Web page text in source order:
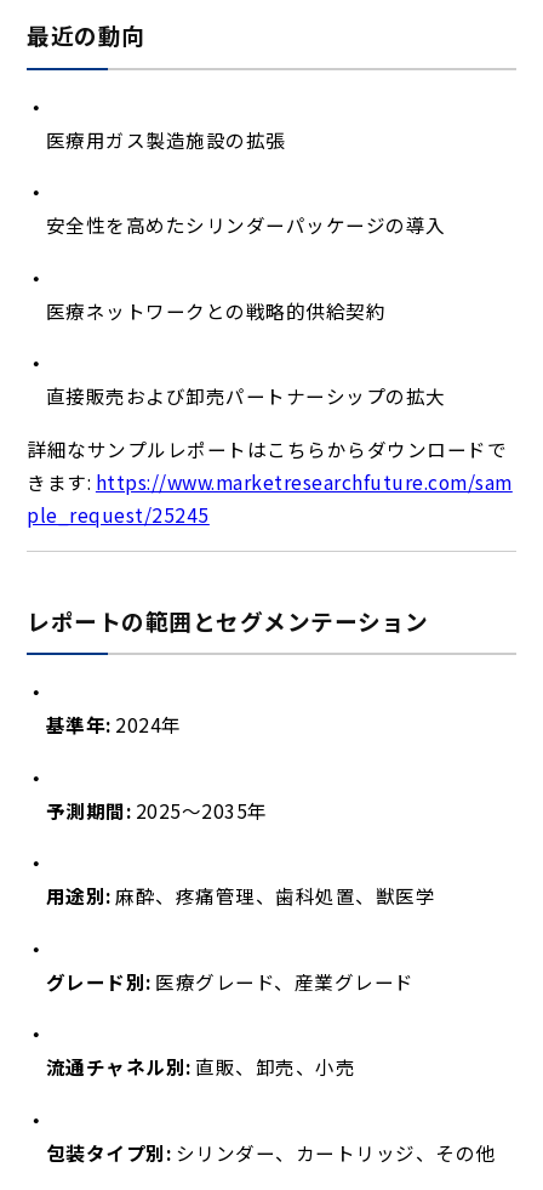
最近の動向
医療用ガス製造施設の拡張
安全性を高めたシリンダーパッケージの導入
医療ネットワークとの戦略的供給契約
直接販売および卸売パートナーシップの拡大
詳細なサンプルレポートはこちらからダウンロードで
きます: https://www.marketresearchfuture.com/sam
ple_request/25245
レポートの範囲とセグメンテーション
基準年: 2024年
予測期間: 2025～2035年
用途別: 麻酔、疼痛管理、歯科処置、獣医学
グレード別: 医療グレード、産業グレード
流通チャネル別: 直販、卸売、小売
包装タイプ別: シリンダー、カートリッジ、その他